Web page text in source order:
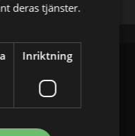
deras tjänster.
Inriktning